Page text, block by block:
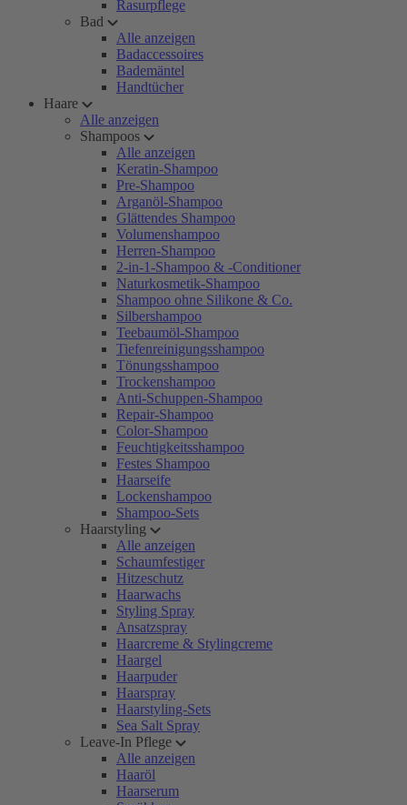
Rasurpflege
Bad
Alle anzeigen
Badaccessoires
Bademäntel
Handtücher
Haare
Alle anzeigen
Shampoos
Alle anzeigen
Keratin-Shampoo
Pre-Shampoo
Arganöl-Shampoo
Glättendes Shampoo
Volumenshampoo
Herren-Shampoo
2-in-1-Shampoo & -Conditioner
Naturkosmetik-Shampoo
Shampoo ohne Silikone & Co.
Silbershampoo
Teebaumöl-Shampoo
Tiefenreinigungsshampoo
Tönungsshampoo
Trockenshampoo
Anti-Schuppen-Shampoo
Repair-Shampoo
Color-Shampoo
Feuchtigkeitsshampoo
Festes Shampoo
Haarseife
Lockenshampoo
Shampoo-Sets
Haarstyling
Alle anzeigen
Schaumfestiger
Hitzeschutz
Haarwachs
Styling Spray
Ansatzspray
Haarcreme & Stylingcreme
Haargel
Haarpuder
Haarspray
Haarstyling-Sets
Sea Salt Spray
Leave-In Pflege
Alle anzeigen
Haaröl
Haarserum